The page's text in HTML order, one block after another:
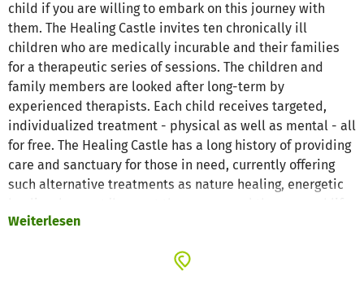
child if you are willing to embark on this journey with
them. The Healing Castle invites ten chronically ill
children who are medically incurable and their families
for a therapeutic series of sessions. The children and
family members are looked after long-term by
experienced therapists. Each child receives targeted,
individualized treatment - physical as well as mental - all
for free. The Healing Castle has a long history of providing
care and sanctuary for those in need, currently offering
such alternative treatments as nature healing, energetic
issues discussions. Due to the success we have had in
children in need seems a natural one. Donations will go
Weiterlesen